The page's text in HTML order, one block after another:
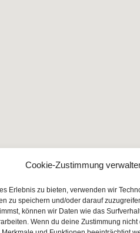
Cookie-Zustimmung
Erlebnis zu bieten, verwenden wir
zu speichern und/oder darauf
können wir Daten wie das
Wenn du deine Zustimmung